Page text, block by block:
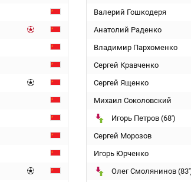
Валерий Гошкодеря
Анатолий Раденко
Владимир Пархоменко
Сергей Кравченко
Сергей Ященко
Михаил Соколовский
Игорь Петров (68')
Сергей Морозов
Игорь Юрченко
Олег Смолянинов